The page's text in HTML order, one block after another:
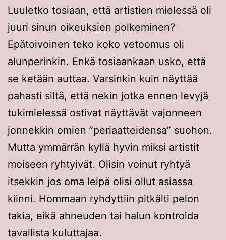
Luuletko tosiaan, että artistien mielessä oli
juuri sinun oikeuksien polkeminen?
Epätoivoinen teko koko vetoomus oli
alunperinkin. Enkä tosiaankaan usko, että
se ketään auttaa. Varsinkin kuin näyttää
pahasti siltä, että nekin jotka ennen levyjä
tukimielessä ostivat näyttävät vajonneen
jonnekkin omien ”periaatteidensa” suohon.
Mutta ymmärrän kyllä hyvin miksi artistit
moiseen ryhtyivät. Olisin voinut ryhtyä
itsekkin jos oma leipä olisi ollut asiassa
kiinni. Hommaan ryhdyttiin pitkälti pelon
takia, eikä ahneuden tai halun kontroida
tavallista kuluttajaa.